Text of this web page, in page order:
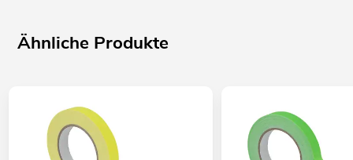
Ähnliche Produkte